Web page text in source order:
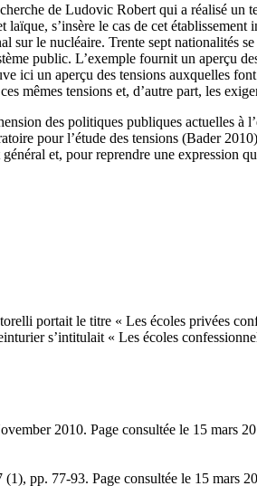
de Ludovic Robert qui a réalisé un
s’insère le cas de cet
le nucléaire. Trente sept nationalités
public. L’exemple fournit un aperçu
ici un aperçu des tensions auxquelles
mêmes tensions et, d’autre part, les
des politiques publiques actuelles à
pour l’étude des tensions (Bader
et, pour reprendre une expression
portait le titre « Les écoles privées
s’intitulait « Les écoles
2010. Page consultée le 15 mars
(1), pp. 77-93. Page consultée le 15 mars